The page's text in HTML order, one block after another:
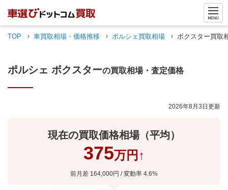
TOP 車買取相場・価格推移 ポルシェ買取相場 ボクスター買取
ポルシェ ボクスターの買取相場・査定価格
2026年8月3日 更新
現在の買取価格相場（平均）
375万円 ↑
前月差 164,000円 / 変動率 4.6%